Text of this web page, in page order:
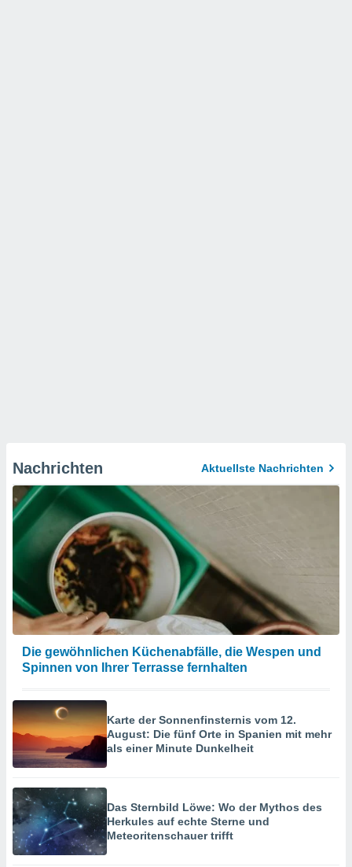
Nachrichten Aktuellste Nachrichten
Die gewöhnlichen Küchenabfälle, die Wespen und
Spinnen von Ihrer Terrasse fernhalten
Karte der Sonnenfinsternis vom 12.
August: Die fünf Orte in Spanien mit mehr
als einer Minute Dunkelheit
Das Sternbild Löwe: Wo der Mythos des
Herkules auf echte Sterne und
Meteoritenschauer trifft